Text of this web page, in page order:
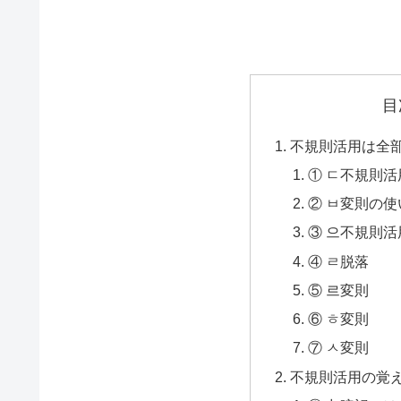
不規則活用は全
① ㄷ不規則活
② ㅂ変則の使
③ 으不規則活
④ ㄹ脱落
⑤ 르変則
⑥ ㅎ変則
⑦ ㅅ変則
不規則活用の覚